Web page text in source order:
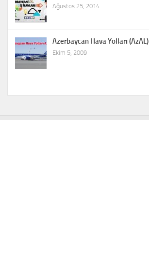
Ağustos 25, 2014
Azerbaycan Hava Yolları (AzAL)
Ekim 5, 2009